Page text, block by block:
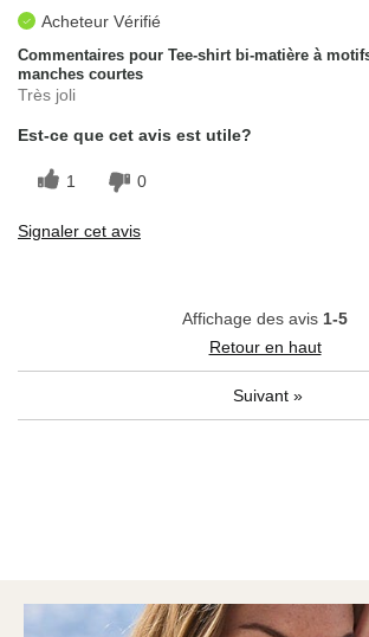
Acheteur Vérifié
Commentaires pour Tee-shirt bi-matière à
manches courtes
Très joli
Est-ce que cet avis est utile?
1 0
Signaler cet avis
Affichage des avis 1-5
Retour en haut
Suivant »